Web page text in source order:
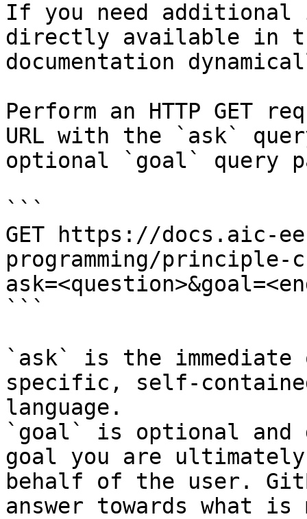
If you need
directly available in
documentation
Perform an HTTP GET
URL with the `ask`
optional `goal` query
```
GET https://docs.aic-
programming/principle-
```
`ask` is the
specific, self-
language.
`goal` is optional and
goal you are
behalf of the user.
answer towards what